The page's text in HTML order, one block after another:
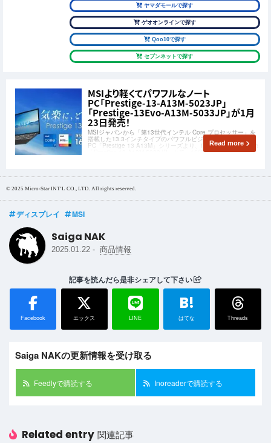
ヤマダモールで探す
ゲオオンラインで探す
Qoo10で探す
セブンネットで探す
MSIより軽くてパワフルなノート
PC「Prestige-13-A13M-5023JP」
「Prestige-13Evo-A13M-5033JP」が1月
23日発売！
MSIジャパンから「第13世代インテル Core プロセッサー」を
搭載した13.3インチタイプのパワフルビジネスノート
PC「Prestige 13 A13M」シリーズより、i7＋32GBメモリ版の
「Prestige-13-A13M-5023JP」とi5＋16GBメモリ版の
Read more
© 2025 Micro-Star INT'L CO., LTD. All rights reserved.
ディスプレイ MSI
Saiga NAK
2025.01.22 - 商品情報
記事を読んだら是非シェアして下さい
Facebook エックス LINE
B!
はてな Threads
Saiga NAKの更新情報を受け取る
Feedlyで購読する Inoreaderで購読する
Related entry 関連記事